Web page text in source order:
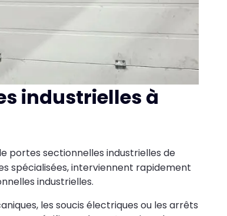
industrielles à
portes sectionnelles industrielles de
spécialisées, interviennent rapidement
industrielles.
les soucis électriques ou les arrêts